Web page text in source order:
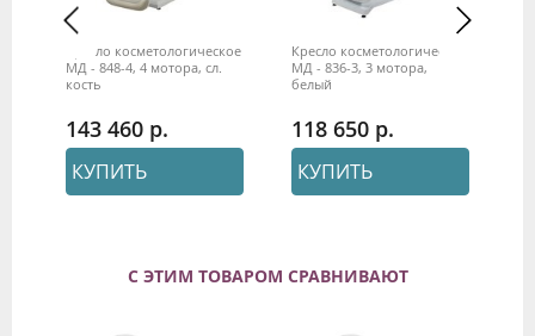
Кресло косметологическое
МД - 848-4, 4 мотора, сл.
кость
143 460
КУПИТЬ
Кресло косметологическое
МД - 836-3, 3 мотора,
белый
118 650
КУПИТЬ
С ЭТИМ ТОВАРОМ СРАВНИВАЮТ